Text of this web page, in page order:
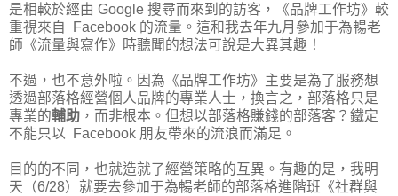
是相較於經由 Google 搜尋而來到的訪客，《品牌工作坊》較
重視來自 Facebook 的流量。這和我去年九月參加于為暢老
師《流量與寫作》時聽聞的想法可說是大異其趣！
不過，也不意外啦。因為《品牌工作坊》主要是為了服務想
透過部落格經營個人品牌的專業人士，換言之，部落格只是
專業的輔助 ，而非根本。但想以部落格賺錢的部落客？鐵定
不能只以 Facebook 朋友帶來的流浪而滿足。
目的的不同，也就造就了經營策略的互異。有趣的是，我明
天（6/28）就要去參加于為暢老師的部落格進階班《社群與